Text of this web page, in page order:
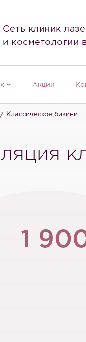
Сеть клиник
и косметологии
Акции
Классическое бикини
1